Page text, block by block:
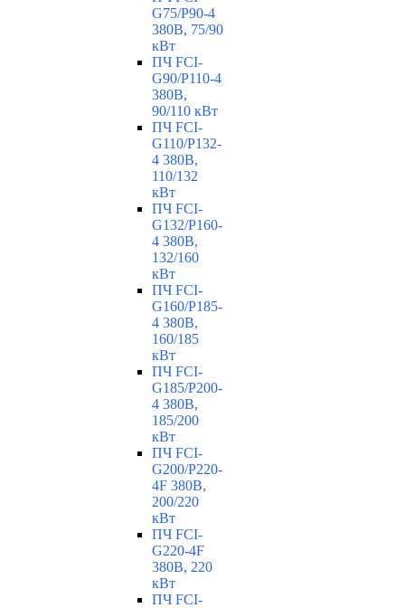
G75/P90-4
380В, 75/90
кВт
ПЧ FCI-
G90/P110-4
380В,
90/110 кВт
ПЧ FCI-
G110/P132-
4 380В,
110/132
кВт
ПЧ FCI-
G132/P160-
4 380В,
132/160
кВт
ПЧ FCI-
G160/P185-
4 380В,
160/185
кВт
ПЧ FCI-
G185/P200-
4 380В,
185/200
кВт
ПЧ FCI-
G200/P220-
4F 380В,
200/220
кВт
ПЧ FCI-
G220-4F
380В, 220
кВт
ПЧ FCI-